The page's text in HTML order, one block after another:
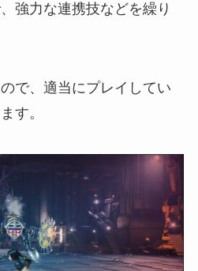
強力な連携技などを繰り
で、適当にプレイしてい
す。